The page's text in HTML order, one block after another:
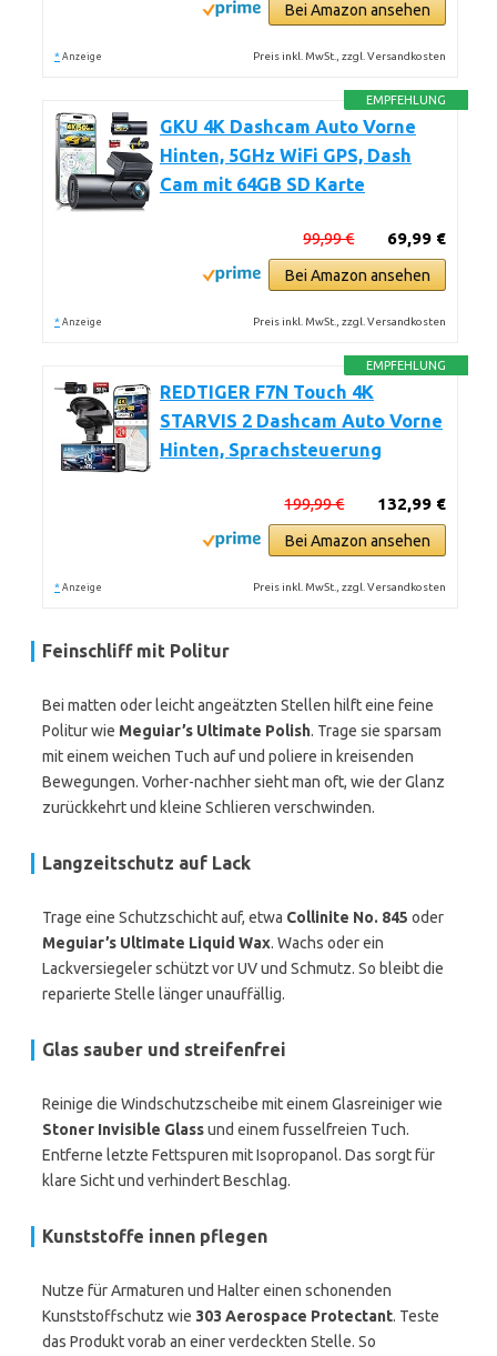
Bei Amazon ansehen
* Anzeige Preis inkl. MwSt., zzgl. Versandkosten
EMPFEHLUNG
GKU 4K Dashcam Auto Vorne
Hinten, 5GHz WiFi GPS, Dash
Cam mit 64GB SD Karte
69,99 €
99,99 €
Bei Amazon ansehen
* Anzeige Preis inkl. MwSt., zzgl. Versandkosten
EMPFEHLUNG
REDTIGER F7N Touch 4K
STARVIS 2 Dashcam Auto Vorne
Hinten, Sprachsteuerung
132,99 €
199,99 €
Bei Amazon ansehen
* Anzeige Preis inkl. MwSt., zzgl. Versandkosten
Feinschliff mit Politur
Bei matten oder leicht angeätzten Stellen hilft eine feine
Politur wie Meguiar’s Ultimate Polish. Trage sie sparsam
mit einem weichen Tuch auf und poliere in kreisenden
Bewegungen. Vorher-nachher sieht man oft, wie der Glanz
zurückkehrt und kleine Schlieren verschwinden.
Langzeitschutz auf Lack
Trage eine Schutzschicht auf, etwa Collinite No. 845 oder
Meguiar’s Ultimate Liquid Wax. Wachs oder ein
Lackversiegeler schützt vor UV und Schmutz. So bleibt die
reparierte Stelle länger unauffällig.
Glas sauber und streifenfrei
Reinige die Windschutzscheibe mit einem Glasreiniger wie
Stoner Invisible Glassund einem fusselfreien Tuch.
Entferne letzte Fettspuren mit Isopropanol. Das sorgt für
klare Sicht und verhindert Beschlag.
Kunststoffe innen pflegen
Nutze für Armaturen und Halter einen schonenden
Kunststoffschutz wie 303 Aerospace Protectant. Teste
das Produkt vorab an einer verdeckten Stelle. So